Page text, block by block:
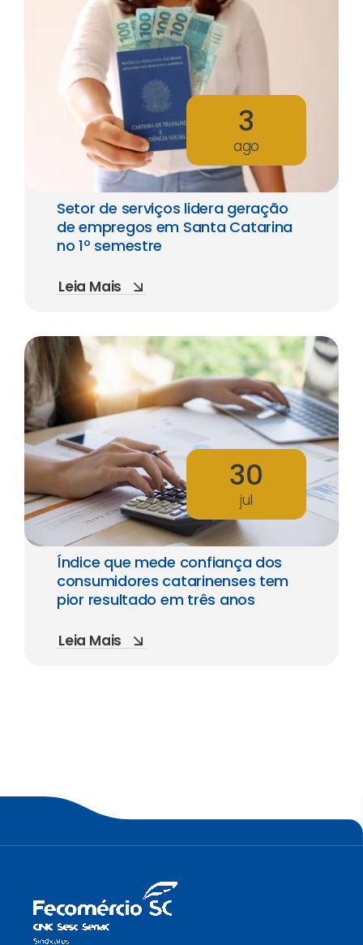
3
ago
Setor de serviços lidera geração
de empregos em Santa Catarina
no 1º semestre
Leia Mais
30
jul
Índice que mede confiança dos
consumidores catarinenses tem
pior resultado em três anos
Leia Mais